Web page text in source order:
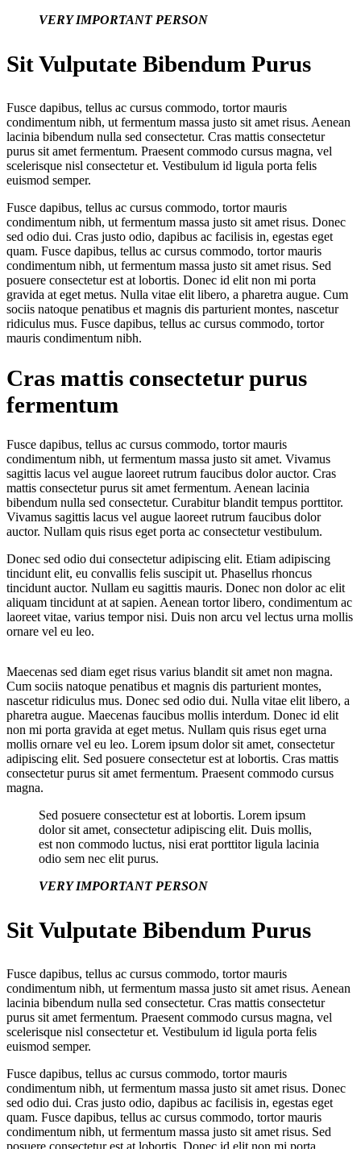
VERY IMPORTANT PERSON
Sit Vulputate Bibendum Purus
Fusce dapibus, tellus ac cursus commodo, tortor mauris
condimentum nibh, ut fermentum massa justo sit amet risus. Aenean
lacinia bibendum nulla sed consectetur. Cras mattis consectetur
purus sit amet fermentum. Praesent commodo cursus magna, vel
scelerisque nisl consectetur et. Vestibulum id ligula porta felis
euismod semper.
Fusce dapibus, tellus ac cursus commodo, tortor mauris
condimentum nibh, ut fermentum massa justo sit amet risus. Donec
sed odio dui. Cras justo odio, dapibus ac facilisis in, egestas eget
quam. Fusce dapibus, tellus ac cursus commodo, tortor mauris
condimentum nibh, ut fermentum massa justo sit amet risus. Sed
posuere consectetur est at lobortis. Donec id elit non mi porta
gravida at eget metus. Nulla vitae elit libero, a pharetra augue. Cum
sociis natoque penatibus et magnis dis parturient montes, nascetur
ridiculus mus. Fusce dapibus, tellus ac cursus commodo, tortor
mauris condimentum nibh.
Cras mattis consectetur purus
fermentum
Fusce dapibus, tellus ac cursus commodo, tortor mauris
condimentum nibh, ut fermentum massa justo sit amet. Vivamus
sagittis lacus vel augue laoreet rutrum faucibus dolor auctor. Cras
mattis consectetur purus sit amet fermentum. Aenean lacinia
bibendum nulla sed consectetur. Curabitur blandit tempus porttitor.
Vivamus sagittis lacus vel augue laoreet rutrum faucibus dolor
auctor. Nullam quis risus eget porta ac consectetur vestibulum.
Donec sed odio dui consectetur adipiscing elit. Etiam adipiscing
tincidunt elit, eu convallis felis suscipit ut. Phasellus rhoncus
tincidunt auctor. Nullam eu sagittis mauris. Donec non dolor ac elit
aliquam tincidunt at at sapien. Aenean tortor libero, condimentum ac
laoreet vitae, varius tempor nisi. Duis non arcu vel lectus urna mollis
ornare vel eu leo.
Maecenas sed diam eget risus varius blandit sit amet non magna.
Cum sociis natoque penatibus et magnis dis parturient montes,
nascetur ridiculus mus. Donec sed odio dui. Nulla vitae elit libero, a
pharetra augue. Maecenas faucibus mollis interdum. Donec id elit
non mi porta gravida at eget metus. Nullam quis risus eget urna
mollis ornare vel eu leo. Lorem ipsum dolor sit amet, consectetur
adipiscing elit. Sed posuere consectetur est at lobortis. Cras mattis
consectetur purus sit amet fermentum. Praesent commodo cursus
magna.
Sed posuere consectetur est at lobortis. Lorem ipsum
dolor sit amet, consectetur adipiscing elit. Duis mollis,
est non commodo luctus, nisi erat porttitor ligula lacinia
odio sem nec elit purus.
VERY IMPORTANT PERSON
Sit Vulputate Bibendum Purus
Fusce dapibus, tellus ac cursus commodo, tortor mauris
condimentum nibh, ut fermentum massa justo sit amet risus. Aenean
lacinia bibendum nulla sed consectetur. Cras mattis consectetur
purus sit amet fermentum. Praesent commodo cursus magna, vel
scelerisque nisl consectetur et. Vestibulum id ligula porta felis
euismod semper.
Fusce dapibus, tellus ac cursus commodo, tortor mauris
condimentum nibh, ut fermentum massa justo sit amet risus. Donec
sed odio dui. Cras justo odio, dapibus ac facilisis in, egestas eget
quam. Fusce dapibus, tellus ac cursus commodo, tortor mauris
condimentum nibh, ut fermentum massa justo sit amet risus. Sed
posuere consectetur est at lobortis. Donec id elit non mi porta